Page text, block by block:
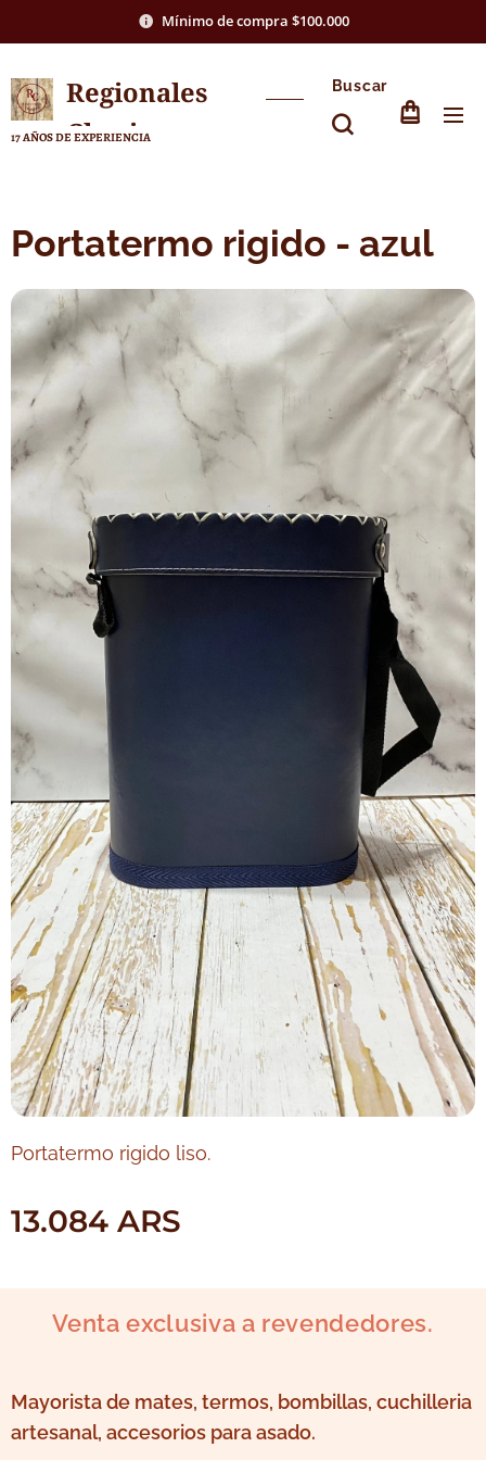
Mínimo de compra $100.000
Regionales
Chasico
17 AÑOS DE EXPERIENCIA
Buscar
Portatermo rigido - azul
Portatermo rigido liso.
13.084 ARS
Venta exclusiva a revendedores.
Mayorista de mates, termos, bombillas, cuchilleria
artesanal, accesorios para asado.